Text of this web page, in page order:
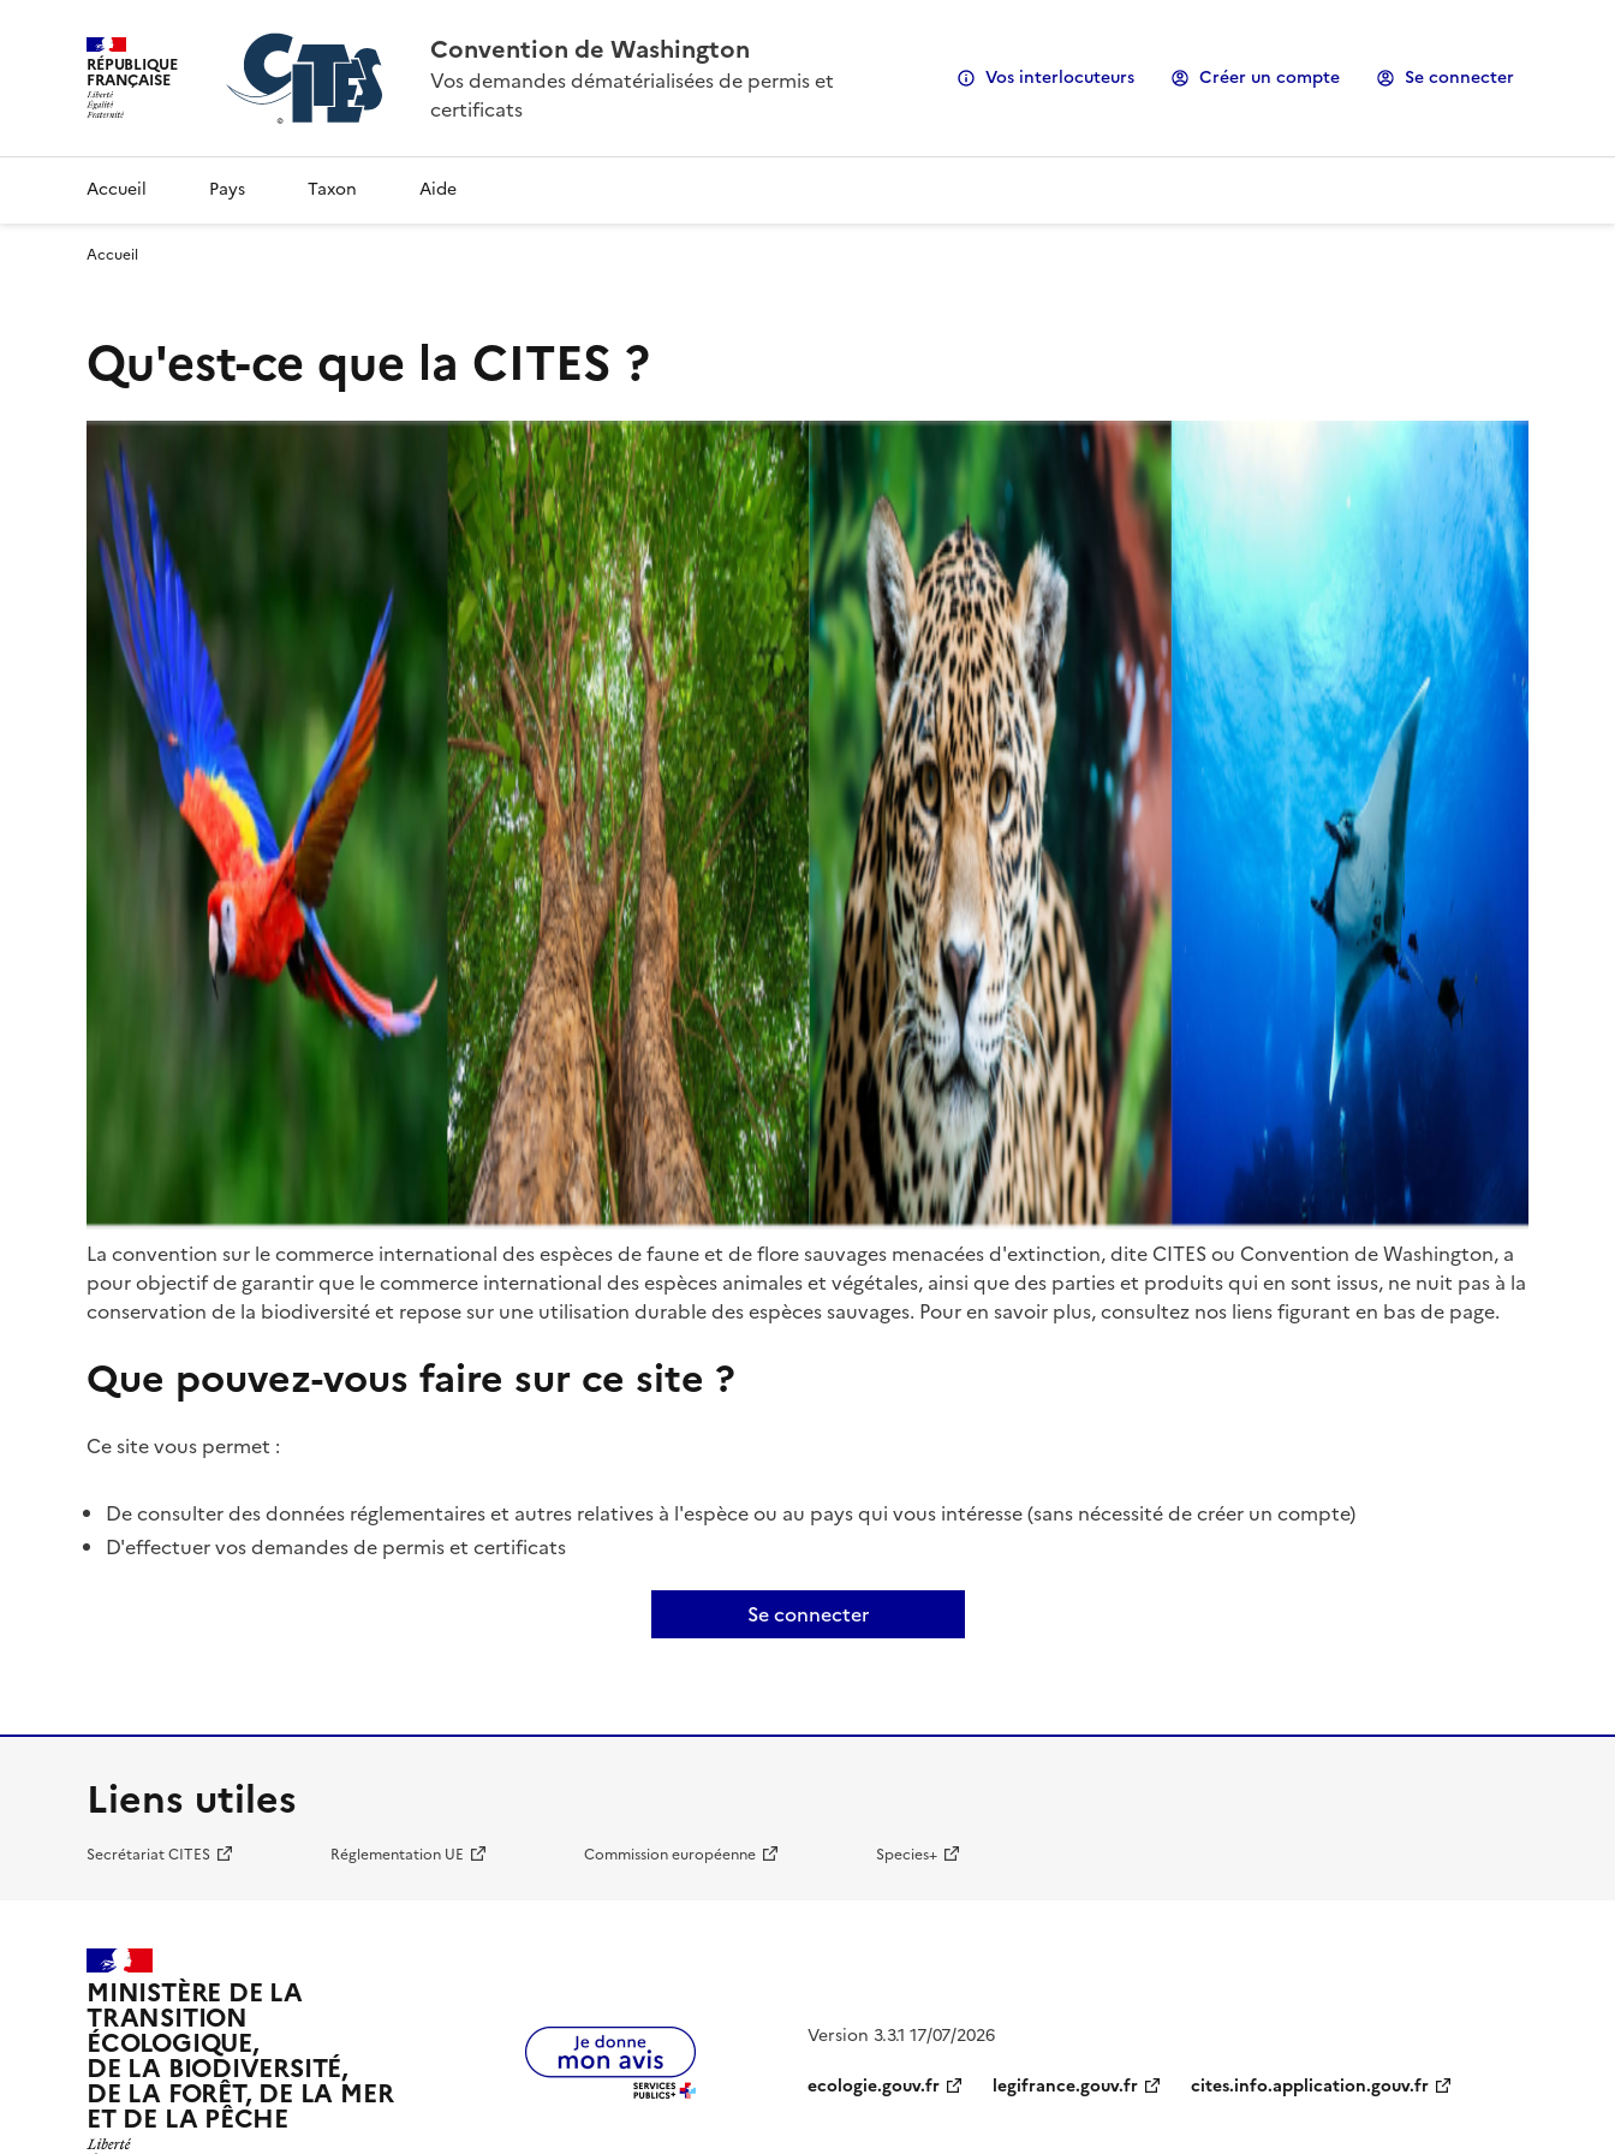
RÉPUBLIQUE
FRANÇAISE
Convention de Washington
Vos demandes dématérialisées de permis et
certificats
Vos interlocuteurs Créer un compte Se connecter
Accueil Pays Taxon Aide
Accueil
Qu'est-ce que la CITES ?
La convention sur le commerce international des espèces de faune et de flore sauvages menacées d'extinction, dite CITES ou Convention de Washington, a
pour objectif de garantir que le commerce international des espèces animales et végétales, ainsi que des parties et produits qui en sont issus, ne nuit pas à la
conservation de la biodiversité et repose sur une utilisation durable des espèces sauvages. Pour en savoir plus, consultez nos liens figurant en bas de page.
Que pouvez-vous faire sur ce site ?
Ce site vous permet :
De consulter des données réglementaires et autres relatives à l'espèce ou au pays qui vous intéresse (sans nécessité de créer un compte)
D'effectuer vos demandes de permis et certificats
Se connecter
Liens utiles
Secrétariat CITES Réglementation UE Commission européenne Species+
MINISTÈRE DE LA
TRANSITION
ÉCOLOGIQUE,
DE LA BIODIVERSITÉ,
DE LA FORÊT, DE LA MER
ET DE LA PÊCHE
Version 3.3.1 17/07/2026
ecologie.gouv.fr
legifrance.gouv.fr cites.info.application.gouv.fr